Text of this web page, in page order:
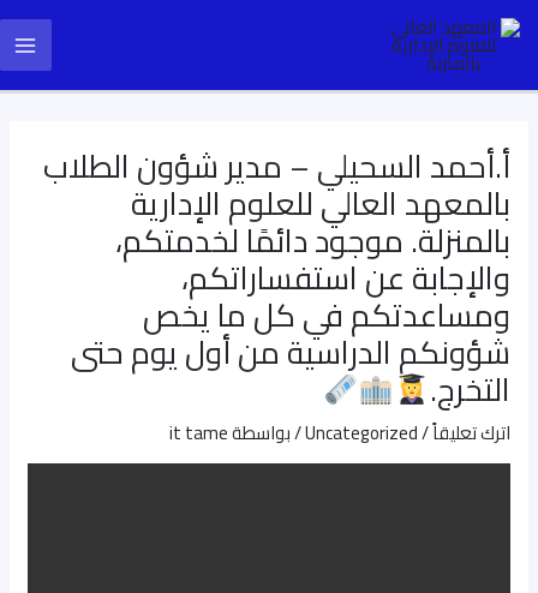
تخطي
إلى
المحتوى
أ.أحمد السحيلي – مدير شؤون الطلاب
بالمعهد العالي للعلوم الإدارية
بالمنزلة. موجود دائمًا لخدمتكم،
والإجابة عن استفساراتكم،
ومساعدتكم في كل ما يخص
شؤونكم الدراسية من أول يوم حتى
التخرج.
اترك تعليقاً/
Uncategorized/ بواسطةit tame
Post
navigation